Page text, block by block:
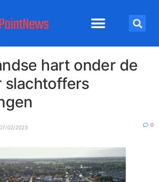
hart onder de
slachtoffers
02/2023 0